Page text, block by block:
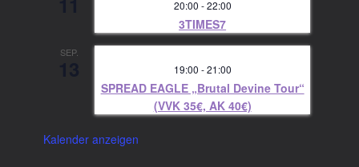
20:00 -22:00
3TIMES7
SEP.
19:00 -21:00
SPREAD EAGLE „Brutal Devine Tour“
(VVK 35€, AK 40€)
Kalender anzeigen